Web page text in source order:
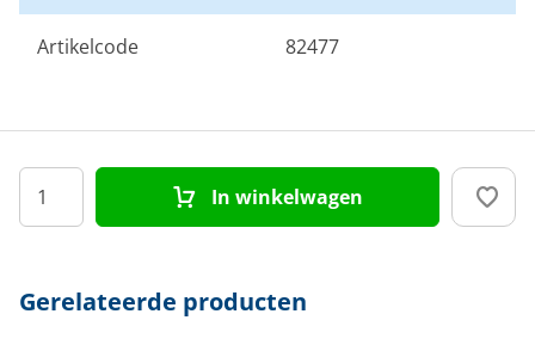
Artikelcode 82477
In winkelwagen
Gerelateerde producten